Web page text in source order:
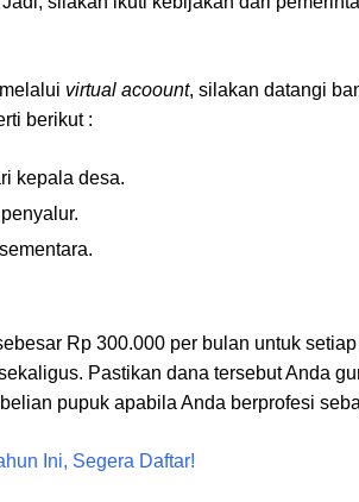
virtual acoount, silakan datangi
berikut :
kepala desa.
Rp 300.000 per bulan untuk
Pastikan dana tersebut Anda
pupuk apabila Anda berprofesi
Ini, Segera Daftar!